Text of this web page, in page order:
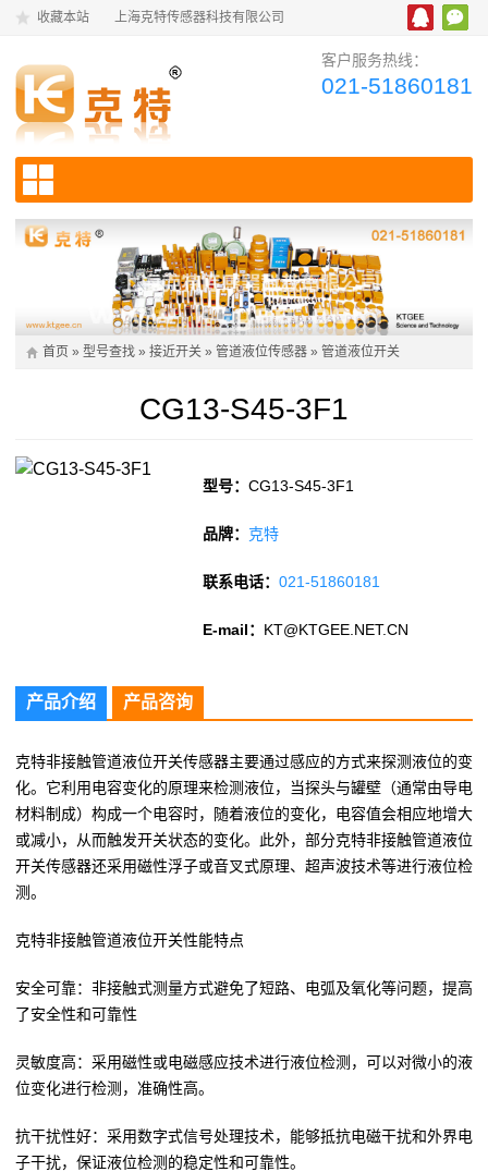
收藏本站 上海克特传感器科技有限公司
客户服务热线：
021-51860181
首页 » 型号查找 » 接近开关 » 管道液位传感器 » 管道液位开关
CG13-S45-3F1
型号：CG13-S45-3F1
品牌： 克特
联系电话：021-51860181
E-mail： KT@KTGEE.NET.CN
产品介绍 产品咨询
克特非接触管道液位开关传感器主要通过感应的方式来探测液位的变
化。它利用电容变化的原理来检测液位，当探头与罐壁（通常由导电
材料制成）构成一个电容时，随着液位的变化，电容值会相应地增大
或减小，从而触发开关状态的变化。此外，部分克特非接触管道液位
开关传感器还采用磁性浮子或音叉式原理、超声波技术等进行液位检
测。
克特非接触管道液位开关性能特点
安全可靠：非接触式测量方式避免了短路、电弧及氧化等问题，提高
了安全性和可靠性
灵敏度高：采用磁性或电磁感应技术进行液位检测，可以对微小的液
位变化进行检测，准确性高。
抗干扰性好：采用数字式信号处理技术，能够抵抗电磁干扰和外界电
子干扰，保证液位检测的稳定性和可靠性。